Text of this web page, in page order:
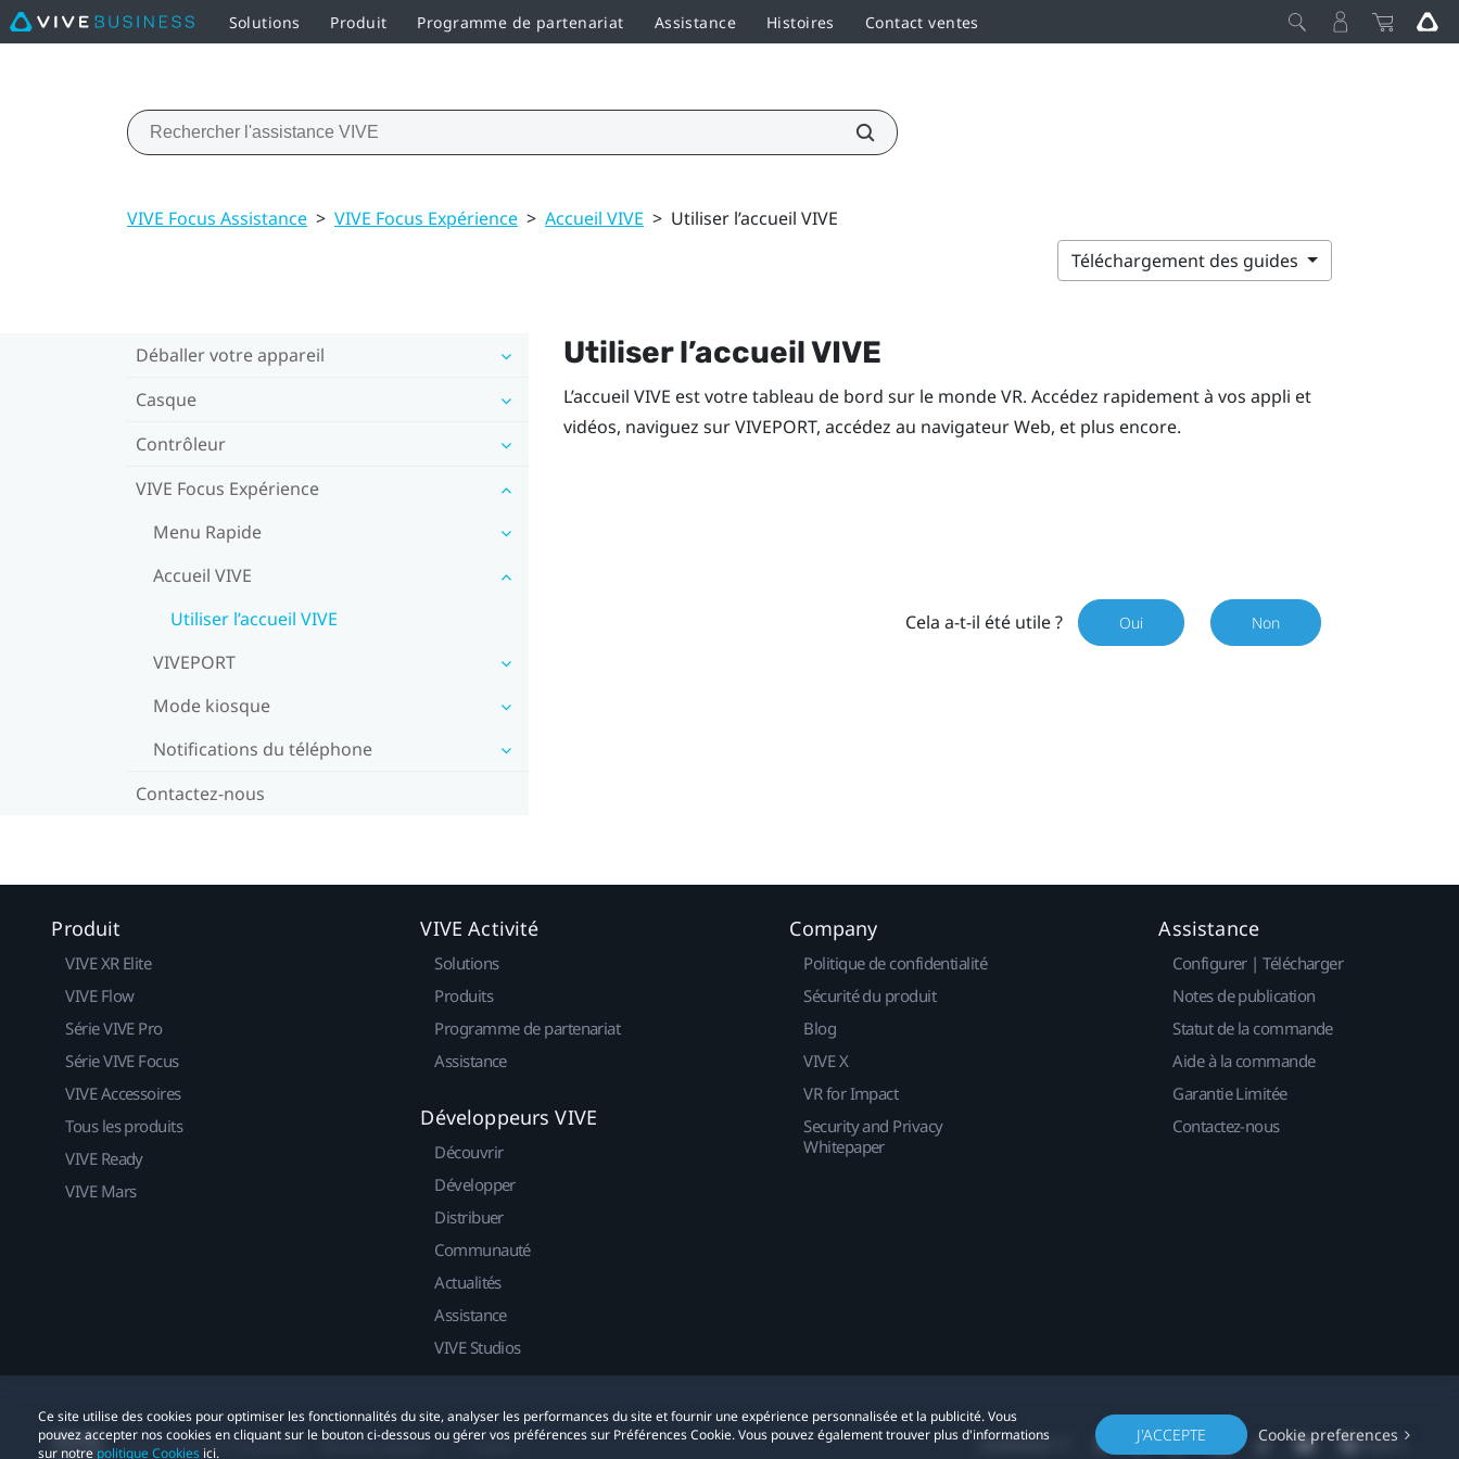
Solutions Produit Programme de partenariat Assistance Histoires Contact ventes
VIVE Focus Assistance > VIVE Focus Expérience > Accueil VIVE > Utiliser l’accueil VIVE
Téléchargement des guides
Déballer votre appareil
Casque
Contrôleur
VIVE Focus Expérience
Menu Rapide
Accueil VIVE
Utiliser l’accueil VIVE
VIVEPORT
Mode kiosque
Notifications du téléphone
Contactez-nous
Utiliser l’accueilVIVE
L’accueil VIVE est votre tableau de bord sur le monde VR. Accédez rapidement à vos appli et
vidéos, naviguez surVIVEPORT, accédez au navigateur Web, et plus encore.
Cela a-t-il été utile ? Oui Non
Ce site utilise des cookies pour optimiser les fonctionnalités du site, analyser les performances du site et fournir une expérience personnalisée et la publicité. Vous
pouvez accepter nos cookies en cliquant sur le bouton ci-dessous ou gérer vos préférences sur Préférences Cookie. Vous pouvez également trouver plus d'informations
sur notre politique Cookies ici.
J'ACCEPTE Cookie preferences
Produit
VIVE XR Elite
VIVE Flow
Série VIVE Pro
Série VIVE Focus
VIVE Accessoires
Tous les produits
VIVE Ready
VIVE Mars
VIVE Activité
Solutions
Produits
Programme de partenariat
Assistance
Développeurs VIVE
Découvrir
Développer
Distribuer
Communauté
Actualités
Assistance
VIVE Studios
Company
Politique de confidentialité
Sécurité du produit
Blog
VIVE X
VR for Impact
Security and Privacy
Whitepaper
Assistance
Configurer | Télécharger
Notes de publication
Statut de la commande
Aide à la commande
Garantie Limitée
Contactez-nous
Localisation
© 2011-2026 HTC Corporation